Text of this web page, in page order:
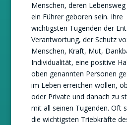
Menschen, deren
ein Führer geboren sein. Ihre
wichtigsten Tugenden der
Verantwortung, der Schutz
Menschen, Kraft, Mut,
Individualität, eine positive
oben genannten Personen
im Leben erreichen wollen,
oder Private und danach zu
mit all seinen Tugenden. Oft
die wichtigsten Triebkräfte